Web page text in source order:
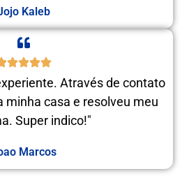
Kaleb
Através de contato
minha casa e resolveu meu
Super indico!"
Marcos